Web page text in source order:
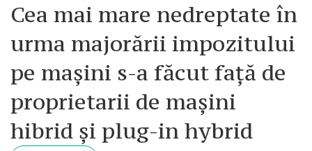
Cea mai mare nedreptate în
urma majorării impozitului
pe mașini s-a făcut față de
proprietarii de mașini
hibrid și plug-in hybrid